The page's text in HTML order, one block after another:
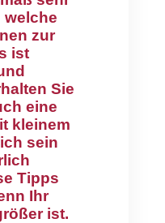
welche
zur
ist
Sie
eine
kleinem
sein
Tipps
Ihr
ist.